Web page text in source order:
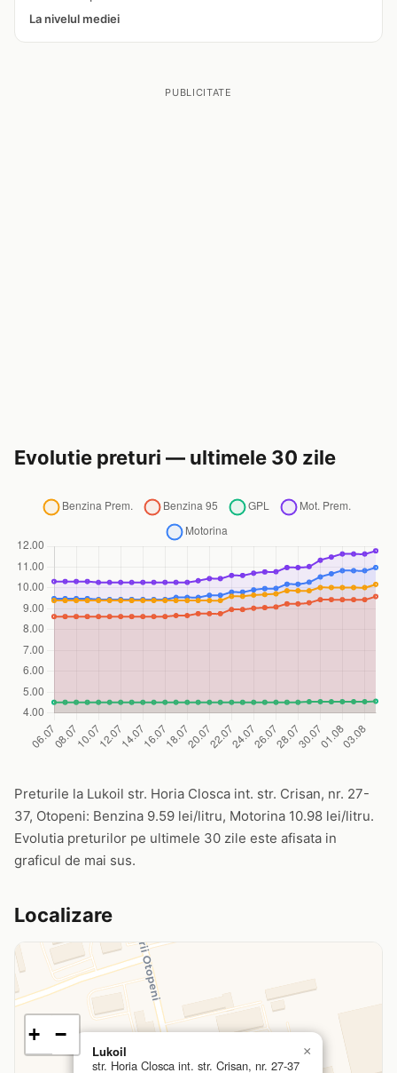
La nivelul mediei
PUBLICITATE
Evolutie preturi — ultimele 30 zile
Preturile la Lukoil str. Horia Closca int. str. Crisan, nr. 27-
37, Otopeni: Benzina 9.59 lei/litru, Motorina 10.98 lei/litru.
Evolutia preturilor pe ultimele 30 zile este afisata in
graficul de mai sus.
Localizare
Lukoil
str. Horia Closca int. str. Crisan, nr. 27-37
×
+ −